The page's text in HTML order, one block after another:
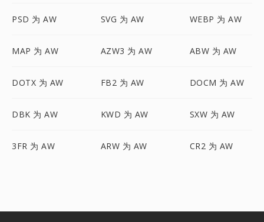
PSD 为 AW SVG 为 AW WEBP 为 AW
MAP 为 AW AZW3 为 AW ABW 为 AW
DOTX 为 AW FB2 为 AW DOCM 为 AW
DBK 为 AW KWD 为 AW SXW 为 AW
3FR 为 AW ARW 为 AW CR2 为 AW